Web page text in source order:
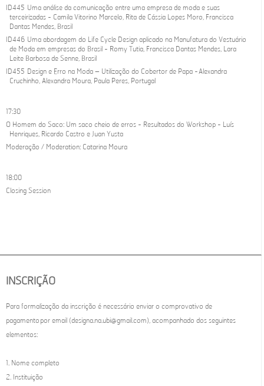
ID445 Uma análise da comunicação entre uma empresa de moda e suas
terceirizadas - Camila Vitorino Marcelo, Rita de Cássia Lopes Moro, Francisca
Dantas Mendes, Brasil
ID446 Uma abordagem do Life Cycle Design aplicado na Manufatura do Vestuário
de Moda em empresas do Brasil - Romy Tutia, Francisca Dantas Mendes, Lara
Leite Barbosa de Senne, Brasil
ID455 Design e Erro na Moda – Utilização do Cobertor de Papa - Alexandra
Cruchinho, Alexandra Moura, Paula Peres, Portugal
17:30
O Homem do Saco: Um saco cheio de erros - Resultados do Workshop - Luís
Henriques, Ricardo Castro e Juan Yusta
Moderação / Moderation: Catarina Moura
18:00
Closing Session
INSCRIÇÃO
Para formalização da inscrição é necessário enviar o comprovativo de
pagamento por email (designa.na.ubi@gmail.com), acompanhado dos seguintes
elementos:
1. Nome completo
2. Instituição